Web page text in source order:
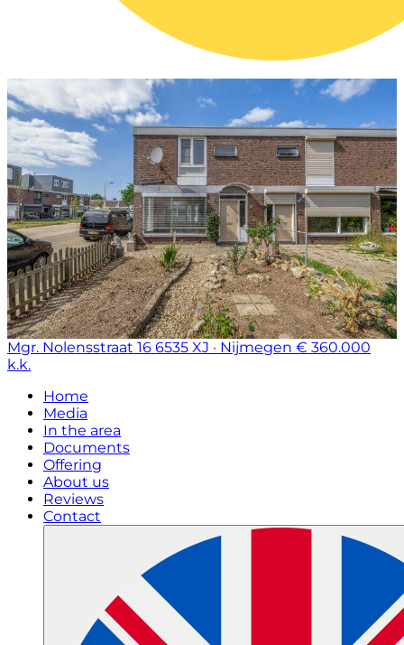
Mgr. Nolensstraat 16 6535 XJ · Nijmegen € 360.000
k.k.
Home
Media
In the area
Documents
Offering
About us
Reviews
Contact